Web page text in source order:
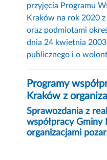
przyjęcia Programu
Kraków na rok 2020
oraz podmiotami
dnia 24 kwietnia
publicznego i o
Programy
Kraków z
Sprawozdania z
współpracy
organizacjami